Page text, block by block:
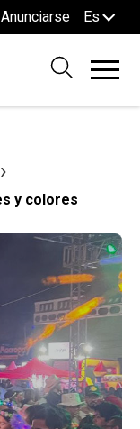
Anunciarse Es
y colores